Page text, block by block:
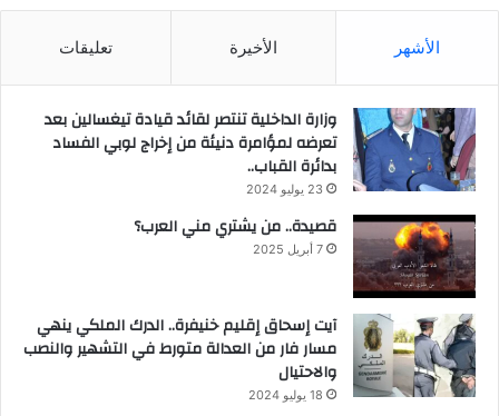
الأشهر الأخيرة تعليقات
وزارة الداخلية تنتصر لقائد قيادة تيغسالين بعد
تعرضه لمؤامرة دنيئة من إخراج لوبي الفساد
بدائرة القباب..
23 يوليو 2024
قصيدة.. من يشتري مني العرب؟
7 أبريل 2025
آيت إسحاق إقليم خنيفرة.. الدرك الملكي ينهي
مسار فار من العدالة متورط في التشهير والنصب
والاحتيال
18 يوليو 2024